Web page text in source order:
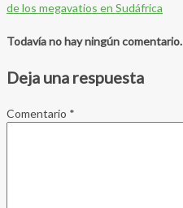
de los megavatios en Sudáfrica
Todavía no hay ningún comentario.
Deja una respuesta
Comentario *